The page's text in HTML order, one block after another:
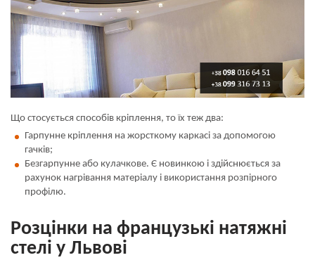
Що стосується способів кріплення, то їх теж два:
Гарпунне кріплення на жорсткому каркасі за допомогою
гачків;
Безгарпунне або кулачкове. Є новинкою і здійснюється за
рахунок нагрівання матеріалу і використання розпірного
профілю.
Розцінки на французькі натяжні
стелі у Львові